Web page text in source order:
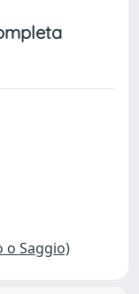
o Saggio)